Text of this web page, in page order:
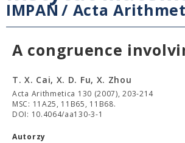
IMPAN / Acta
A congruence
T. X. Cai, X. D. Fu, X. Zhou
Acta Arithmetica 130 (2007), 203-214
MSC: 11A25, 11B65, 11B68.
DOI: 10.4064/aa130-3-1
Autorzy